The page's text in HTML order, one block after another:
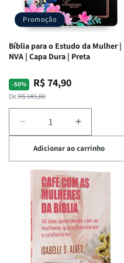
Promoção
Bíblia para o Estudo da Mulher |
NVA | Capa Dura | Preta
-50%
Preço
normal
De:R$ 149,80
Preço
promocional
R$ 74,90
Diminuir
a
quantidade
de
Bíblia
para
Estudo
da
Mulher
Aumentar
a
quantidade
de
Bíblia
para
o
Estudo
da
Mulher
|
Adicionar ao carrinho